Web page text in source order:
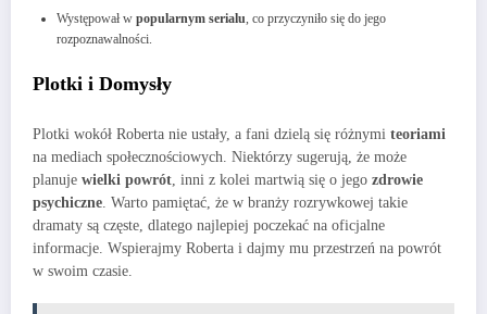
Występował w popularnym serialu , co przyczyniło się do jego
rozpoznawalności.
Plotki i Domysły
Plotki wokół Roberta nie ustały, a fani dzielą się różnymi teoriami
na mediach społecznościowych. Niektórzy sugerują, że może
planuje wielki powrót, inni z kolei martwią się o jego zdrowie
psychiczne. Warto pamiętać, że w branży rozrywkowej takie
dramaty są częste, dlatego najlepiej poczekać na oficjalne
informacje. Wspierajmy Roberta i dajmy mu przestrzeń na powrót
w swoim czasie.